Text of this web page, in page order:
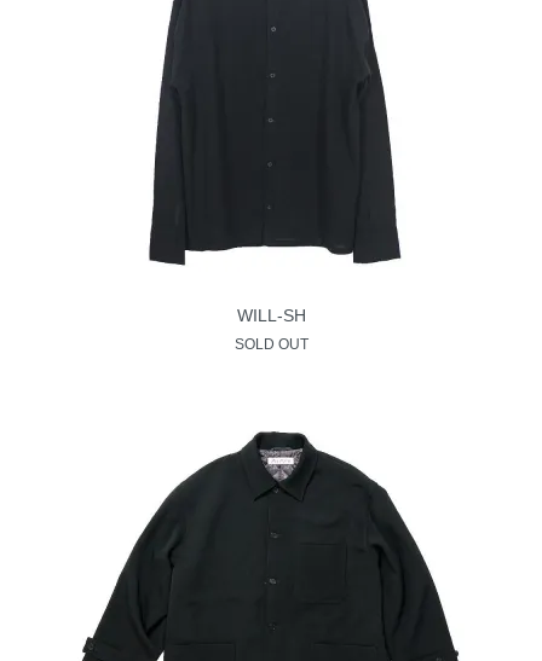
WILL-SH
SOLD OUT